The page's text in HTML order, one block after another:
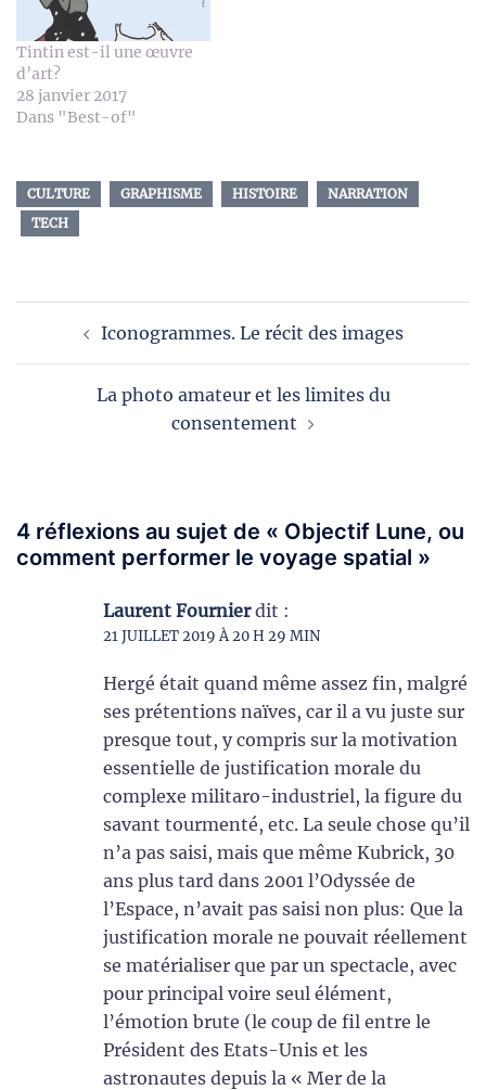
Tintin est-il une œuvre
d’art?
28 janvier 2017
Dans "Best-of"
CULTURE GRAPHISME HISTOIRE
NARRATION
TECH
d’articleIconogrammes. Le récit des images
La photo amateur et les limites du
consentement
4 réflexions au sujet de « Objectif Lune, ou
comment performer le voyage spatial »
Laurent Fournier dit :
21 JUILLET 2019 À 20 H 29 MIN
Hergé était quand même assez fin, malgré
ses prétentions naïves, car il a vu juste sur
presque tout, y compris sur la motivation
essentielle de justification morale du
complexe militaro-industriel, la figure du
savant tourmenté, etc. La seule chose qu’il
n’a pas saisi, mais que même Kubrick, 30
ans plus tard dans 2001 l’Odyssée de
l’Espace, n’avait pas saisi non plus: Que la
justification morale ne pouvait réellement
se matérialiser que par un spectacle, avec
pour principal voire seul élément,
l’émotion brute (le coup de fil entre le
Président des Etats-Unis et les
astronautes depuis la « Mer de la